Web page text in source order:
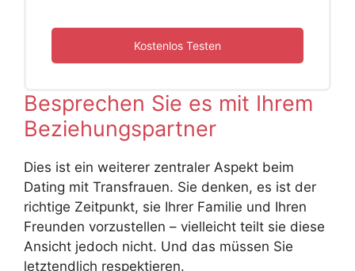
Kostenlos Testen
Besprechen Sie es mit Ihrem
Beziehungspartner
Dies ist ein weiterer zentraler Aspekt beim
Dating mit Transfrauen. Sie denken, es ist der
richtige Zeitpunkt, sie Ihrer Familie und Ihren
Freunden vorzustellen – vielleicht teilt sie diese
Ansicht jedoch nicht. Und das müssen Sie
letztendlich respektieren.